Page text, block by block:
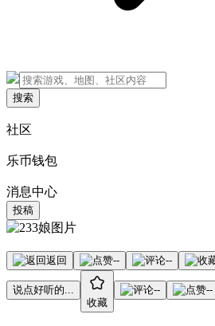
搜索
社区
乐币钱包
消息中心
投稿
返回 -- --
说点好听的...
收藏
-- --